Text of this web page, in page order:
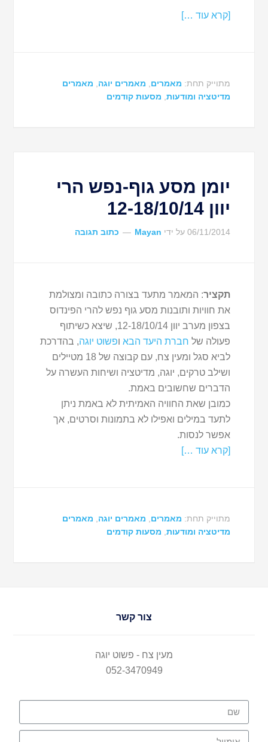
[קרא עוד …]
מתוייק תחת: מאמרים מאמרים יוגה
מאמרים
מדיטציה ומודעות מסעות קודמים
יומן מסע גוף-נפש הרי
יוון 12-18/10/14
06/11/2014 על ידי Mayan כתוב תגובה
תקציר: המאמר מתעד בצורה כתובה ומצולמת
את חוויות ותובנות מסע גוף נפש להרי הפינדוס
בצפון מערב יוון 12-18/10/14, שיצא כשיתוף
פעולה של חברת היעד הבא ופשוט יוגה, בהדרכת
לביא סגל ומעין צח, עם קבוצה של 18 מטיילים
ושילב טרקים, יוגה, מדיטציה ושיחות העשרה על
הדברים שחשובים באמת.
כמובן שאת החוויה האמיתית לא באמת ניתן
לתעד במילים ואפילו לא בתמונות וסרטים, אך
אפשר לנסות.
[קרא עוד …]
מתוייק תחת: מאמרים מאמרים יוגה
מאמרים
מדיטציה ומודעות מסעות קודמים
צור קשר
מעין צח - פשוט יוגה
052-3470949